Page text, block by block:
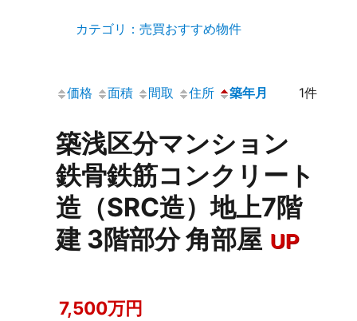
カテゴリ：売買おすすめ物件
価格 面積 間取 住所 築年月 1件
築浅区分マンション
鉄骨鉄筋コンクリート
造（SRC造）地上7階
建 3階部分 角部屋 UP
7,500万円